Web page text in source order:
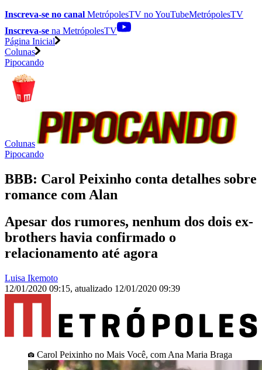
Inscreva-se no canal MetrópolesTV noYouTubeMetrópolesTV
Inscreva-se na MetrópolesTV
Página Inicial
Colunas
Pipocando
Colunas
Pipocando
BBB: Carol Peixinho conta detalhes sobre
romance com Alan
Apesar dos rumores, nenhum dos dois ex-
brothers havia confirmado o
relacionamento até agora
Luisa Ikemoto
12/01/2020 09:15, atualizado 12/01/2020 09:39
Carol Peixinho no Mais Você, com Ana Maria Braga